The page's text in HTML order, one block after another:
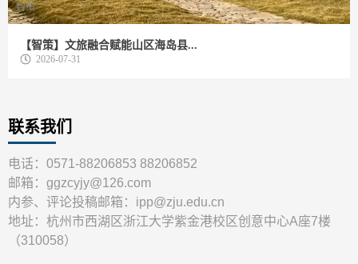
智策
【智策】文旅融合赋能山区海岛县...
2026-07-31
联系我们
电话：0571-88206853 88206852
邮箱：ggzcyjy@126.com
内参、评论投稿邮箱：ipp@zju.edu.cn
地址：杭州市西湖区浙江大学紫金港校区创意中心A座7楼
（310058）